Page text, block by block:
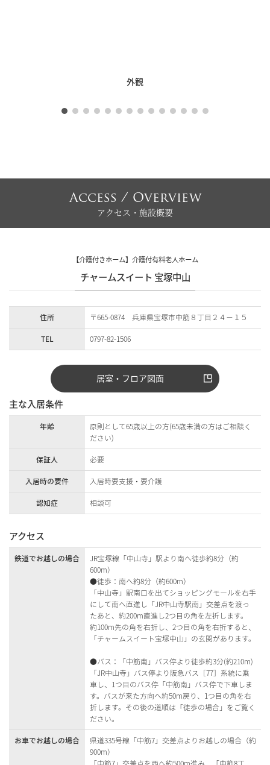
外観
Access / Overview
アクセス・施設概要
【介護付きホーム】介護付有料老人ホーム
チャームスイート 宝塚中山
住所
〒665-0874 兵庫県宝塚市中筋８丁目２４－１５
TEL
0797-82-1506
居室・フロア図面
主な入居条件
年齢
原則として65歳以上の方(65歳未満の方はご相談く
ださい)
保証人
必要
入居時の要件
入居時要支援・要介護
認知症
相談可
アクセス
鉄道でお越しの場合
JR宝塚線「中山寺」駅より南へ徒歩約8分（約
600m）
●徒歩：南へ約8分（約600m）
「中山寺」駅南口を出てショッピングモールを右手
にして南へ直進し「JR中山寺駅南」交差点を渡っ
たあと、約200m直進し2つ目の角を左折します。
約100m先の角を右折し、2つ目の角を右折すると、
「チャームスイート宝塚中山」の玄関があります。
●バス：「中筋南」バス停より徒歩約3分(約210m)
「JR中山寺」バス停より阪急バス［77］系統に乗
車し、1つ目のバス停「中筋南」バス停で下車しま
す。バスが来た方向へ約50m戻り、1つ目の角を右
折します。その後の道順は「徒歩の場合」をご覧く
ださい。
お車でお越しの場合
県道335号線「中筋7」交差点よりお越しの場合（約
900m）